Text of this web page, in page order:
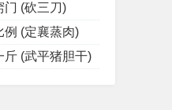
门 (砍三刀)
例 (定襄蒸肉)
斤 (武平猪胆干)